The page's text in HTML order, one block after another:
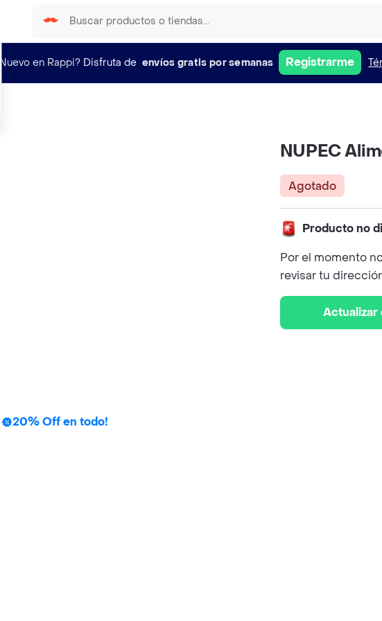
¿Nuevo en Rappi? Disfruta de envíos gratis por semanas Registrarme
NUPEC
Agotado
Producto no
Por el momento
revisar tu
Actualizar
20% Off en todo!